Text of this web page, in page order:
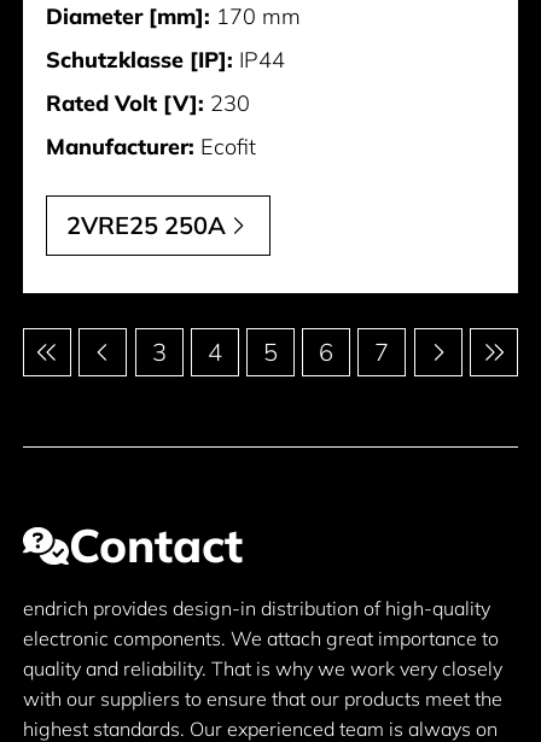
Diameter [mm]: 170 mm
Schutzklasse [IP]: IP44
Rated Volt [V]: 230
Manufacturer: Ecofit
2VRE25 250A
Pagination 3 4 5 6 7
Contact
endrich provides design-in distribution of high-quality
electronic components. We attach great importance to
quality and reliability. That is why we work very closely
with our suppliers to ensure that our products meet the
highest standards. Our experienced team is always on